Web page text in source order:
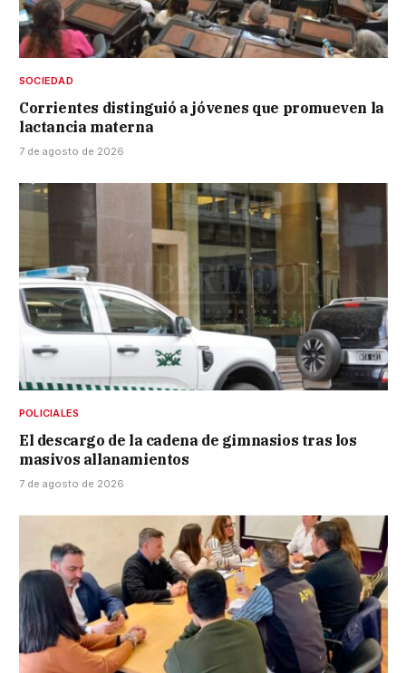
SOCIEDAD
Corrientes distinguió a jóvenes que promueven la
lactancia materna
7 de agosto de 2026
POLICIALES
El descargo de la cadena de gimnasios tras los
masivos allanamientos
7 de agosto de 2026